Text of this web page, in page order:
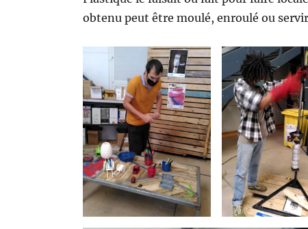
obtenu peut être moulé, enroulé ou